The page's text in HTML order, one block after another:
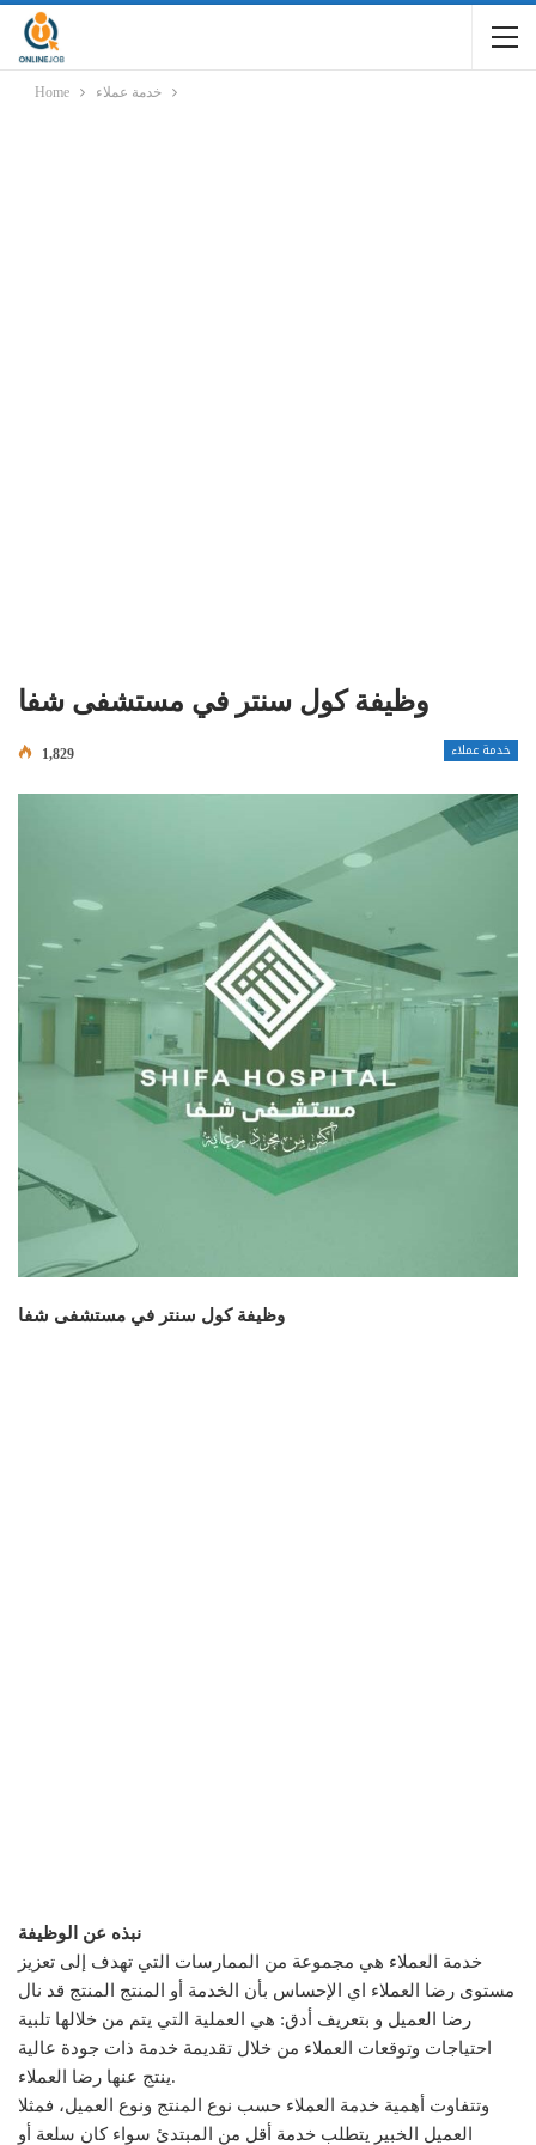
Home خدمة عملاء
وظيفة كول سنتر في مستشفى شفا
خدمة عملاء 1,829
وظيفة كول سنتر في مستشفى شفا
نبذه عن الوظيفة
خدمة العملاء هي مجموعة من الممارسات التي تهدف إلى تعزيز
مستوى رضا العملاء اي الإحساس بأن الخدمة أو المنتج المنتج قد نال
رضا العميل و بتعريف أدق: هي العملية التي يتم من خلالها تلبية
احتياجات وتوقعات العملاء من خلال تقديمة خدمة ذات جودة عالية
ينتج عنها رضا العملاء.
وتتفاوت أهمية خدمة العملاء حسب نوع المنتج ونوع العميل، فمثلا
العميل الخبير يتطلب خدمة أقل من المبتدئ سواء كان سلعة أو